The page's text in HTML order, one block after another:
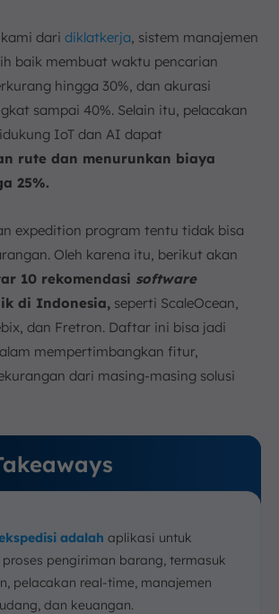
untuk Usaha Ekspedisi Magaya
dari diklatkerja, sistem manajemen
baik membuat waktu pencarian
hingga 30%, dan akurasi
sampai 40%. Selain itu, pelacakan
IoT dan AI dapat
rute dan menurunkan biaya
25%.
expedition program tentu tidak bisa
Oleh karena itu, berikut akan
10 rekomendasi software
di Indonesia, seperti ScaleOcean,
dan Fretron. Daftar ini bisa jadi
mempertimbangkan fitur,
dari masing-masing solusi
adalah aplikasi untuk
pengiriman barang, termasuk
pelacakan real-time, manajemen
dan keuangan.